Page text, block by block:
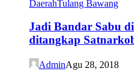
DaerahTulang Bawang
Jadi Bandar Sabu
ditangkap
AdminAgu 28, 2018